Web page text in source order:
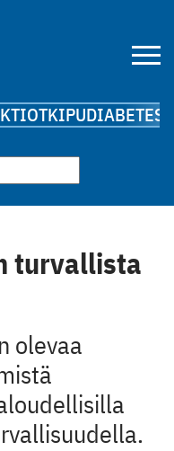
KIPUDIABETES
turvallista
olevaa